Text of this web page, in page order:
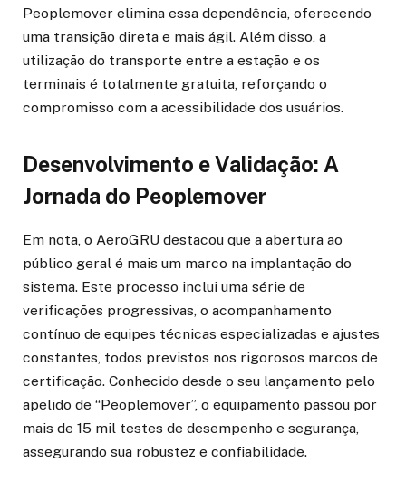
Peoplemover elimina essa dependência, oferecendo
uma transição direta e mais ágil. Além disso, a
utilização do transporte entre a estação e os
terminais é totalmente gratuita, reforçando o
compromisso com a acessibilidade dos usuários.
Desenvolvimento e Validação: A
Jornada do Peoplemover
Em nota, o AeroGRU destacou que a abertura ao
público geral é mais um marco na implantação do
sistema. Este processo inclui uma série de
verificações progressivas, o acompanhamento
contínuo de equipes técnicas especializadas e ajustes
constantes, todos previstos nos rigorosos marcos de
certificação. Conhecido desde o seu lançamento pelo
apelido de “Peoplemover”, o equipamento passou por
mais de 15 mil testes de desempenho e segurança,
assegurando sua robustez e confiabilidade.